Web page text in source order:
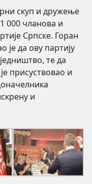
скуп и дружење
000 чланова и
Српске. Горан
је да ову партију
те да
присуствовао и
и